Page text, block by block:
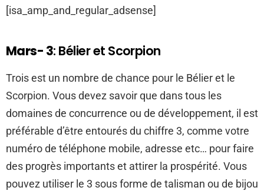
[isa_amp_and_regular_adsense]
Mars- 3: Bélier et Scorpion
Trois est un nombre de chance pour le Bélier et le
Scorpion. Vous devez savoir que dans tous les
domaines de concurrence ou de développement, il est
préférable d’être entourés du chiffre 3, comme votre
numéro de téléphone mobile, adresse etc… pour faire
des progrès importants et attirer la prospérité. Vous
pouvez utiliser le 3 sous forme de talisman ou de bijou